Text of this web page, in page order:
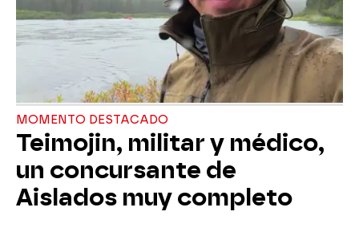
MOMENTO DESTACADO
Teimojin, militar y médico,
un concursante de
Aislados muy completo